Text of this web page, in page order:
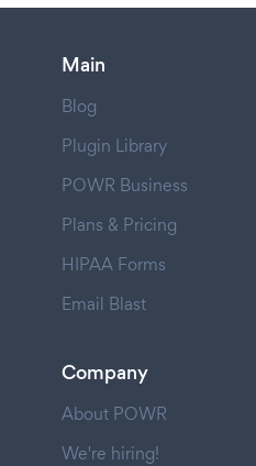
Main
Blog
Plugin Library
POWR Business
Plans & Pricing
HIPAA Forms
Email Blast
Company
About POWR
We're hiring!